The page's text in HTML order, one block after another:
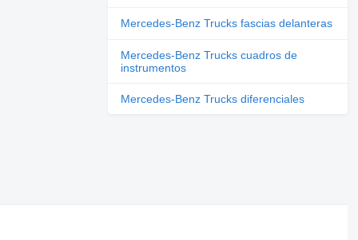
Mercedes-Benz Trucks fascias delanteras
Mercedes-Benz Trucks cuadros de
instrumentos
Mercedes-Benz Trucks diferenciales